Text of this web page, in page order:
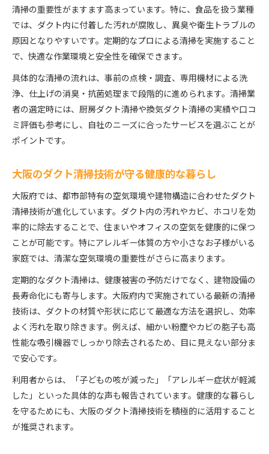
清掃の重要性がますます高まっています。特に、食品を扱う業種
では、ダクト内に付着した汚れが腐敗し、異臭や衛生トラブルの
原因となりやすいです。定期的なプロによる清掃を実施すること
で、快適な作業環境と安全性を確保できます。
具体的な清掃の流れは、事前の点検・調査、専用機材による洗
浄、仕上げの消臭・抗菌処理まで段階的に進められます。清掃業
者の選定時には、厨房ダクト清掃や換気ダクト清掃の実績や口コ
ミ評価も参考にし、自社のニーズに合ったサービスを選ぶことが
ポイントです。
大阪のダクト清掃技術が守る健康的な暮らし
大阪府では、都市部特有の空気環境や建物構造に合わせたダクト
清掃技術が進化しています。ダクト内の汚れやカビ、ホコリを効
率的に除去することで、住まいやオフィスの空気を健康的に保つ
ことが可能です。特にアレルギー体質の方や小さなお子様がいる
家庭では、清潔な空気環境の重要性がさらに高まります。
定期的なダクト清掃は、健康被害の予防だけでなく、建物設備の
長寿命化にも寄与します。大阪府内で実施されている最新の清掃
技術は、ダクトの材質や形状に応じて最適な方法を選択し、効率
よく汚れを取り除きます。例えば、細かい粉塵やカビの胞子も高
性能な吸引機器でしっかり除去されるため、目に見えない部分ま
で安心です。
利用者からは、「子どもの咳が減った」「アレルギー症状が軽減
した」といった具体的な声も報告されています。健康的な暮らし
を守るためにも、大阪のダクト清掃技術を積極的に活用すること
が推奨されます。